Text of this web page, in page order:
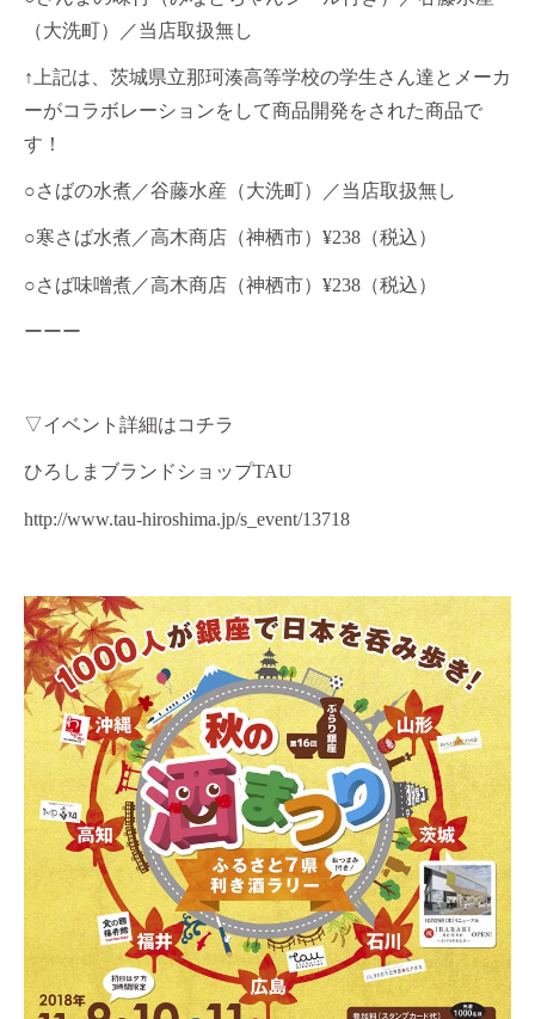
（大洗町）／当店取扱無し
↑上記は、茨城県立那珂湊高等学校の学生さん達とメーカ
ーがコラボレーションをして商品開発をされた商品で
す！
○さばの水煮／谷藤水産（大洗町）／当店取扱無し
○寒さば水煮／高木商店（神栖市）¥238（税込）
○さば味噌煮／高木商店（神栖市）¥238（税込）
ーーー
▽イベント詳細はコチラ
ひろしまブランドショップTAU
http://www.tau-hiroshima.jp/s_event/13718